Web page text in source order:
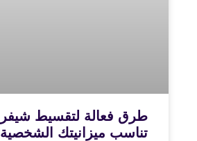
تناسب ميزانيتك الشخصية